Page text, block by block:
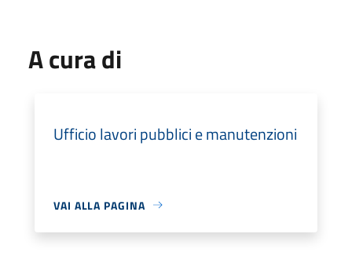
A cura di
Ufficio lavori pubblici e manutenzioni
VAI ALLA PAGINA